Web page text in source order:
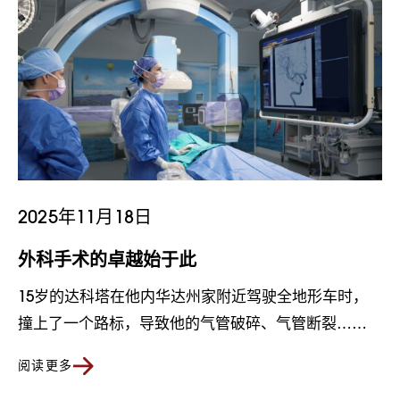
2025年11月18日
外科手术的卓越始于此
15岁的达科塔在他内华达州家附近驾驶全地形车时，
撞上了一个路标，导致他的气管破碎、气管断裂……
阅读更多